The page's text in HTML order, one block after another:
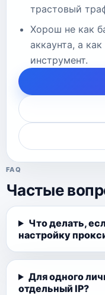
трастовый
Хорош не как
аккаунта, а
инструмент.
FAQ
Частые
Что делать,
настройку
Для одного
отдельный IP?